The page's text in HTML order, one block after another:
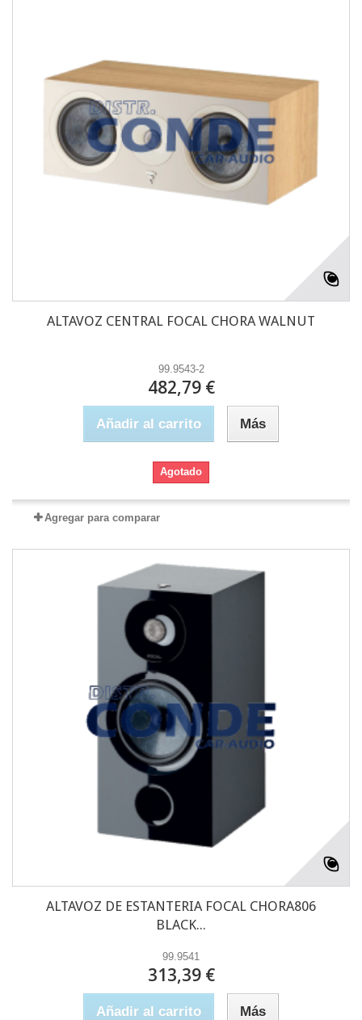
ALTAVOZ CENTRAL FOCAL CHORA WALNUT
99.9543-2
482,79 €
Añadir al carrito Más
Agotado
Agregar para comparar
ALTAVOZ DE ESTANTERIA FOCAL CHORA806
BLACK...
99.9541
313,39 €
Añadir al carrito Más